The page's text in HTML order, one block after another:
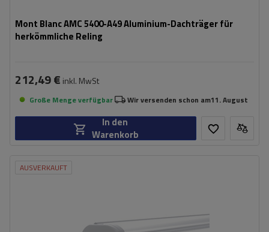
Mont Blanc AMC 5400-A49 Aluminium-Dachträger für
herkömmliche Reling
212,49 € inkl. MwSt
Große Menge verfügbar Wir versenden schon am11. August
In den
Warenkorb
AUSVERKAUFT